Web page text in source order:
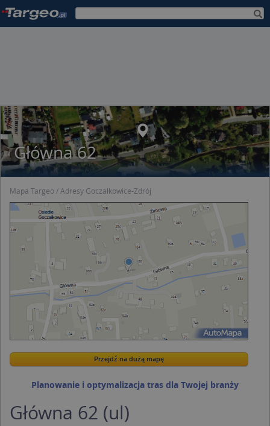
Główna 62
Mapa Targeo Adresy Goczałkowice-Zdrój
Wstaw tę mapkę na swoją stronę
Przejdź na dużą mapę
Przejdź na dużą mapę
Planowanie i optymalizacja tras dla Twojej branży
Główna 62 (ul)